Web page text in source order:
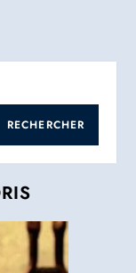
RECHERCHER